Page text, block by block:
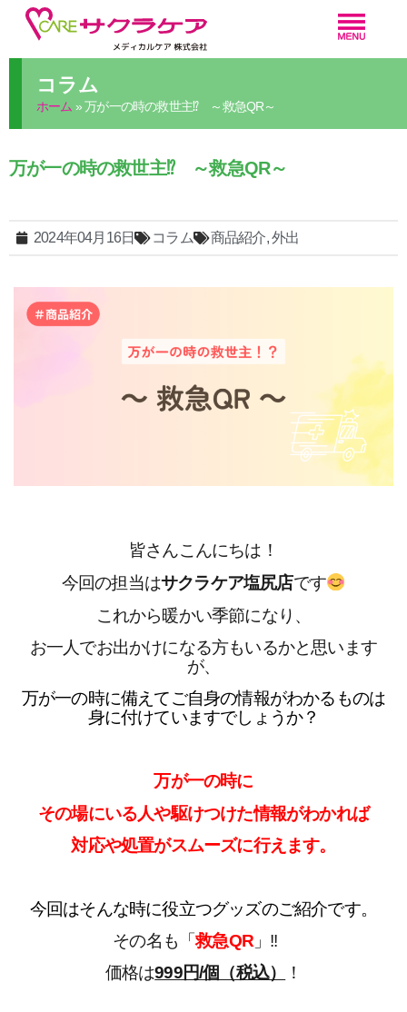
コラム
ホーム »万が一の時の救世主⁉ ～救急QR～
万が一の時の救世主⁉ ～救急QR～
2024年04月16日 コラム 商品紹介,外出
皆さんこんにちは！
今回の担当はサクラケア塩尻店です
これから暖かい季節になり、
お一人でお出かけになる方もいるかと思います
が、
万が一の時に備えてご自身の情報がわかるものは
身に付けていますでしょうか？
万が一の時に
その場にいる人や駆けつけた情報がわかれば
対応や処置がスムーズに行えます。
今回はそんな時に役立つグッズのご紹介です。
その名も「救急QR 」!!
価格は999円/個（税込） ！